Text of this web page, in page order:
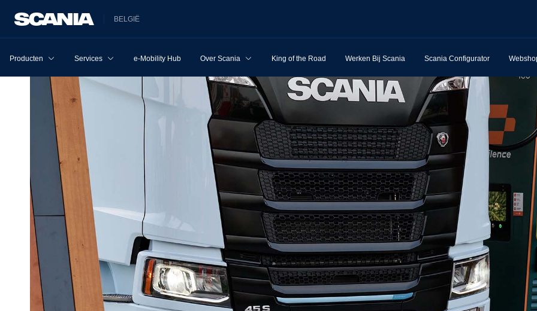
BELGIË
Producten Services e-Mobility Hub Over Scania King of the Road Werken Bij Scania Scania Configurator